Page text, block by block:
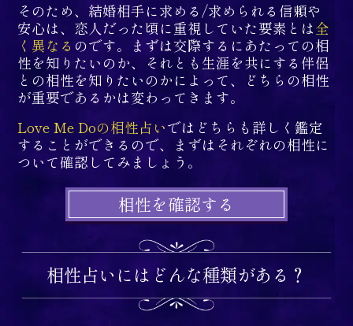
そのため、結婚相手に求める/求められる信頼や
安心は、恋人だった頃に重視していた要素とは全
く異なる のです。まずは交際するにあたっての相
性を知りたいのか、それとも生涯を共にする伴侶
との相性を知りたいのかによって、どちらの相性
が重要であるかは変わってきます。
Love Me Doの相性占いではどちらも詳しく鑑定
することができるので、まずはそれぞれの相性に
ついて確認してみましょう。
相性を確認する
相性占いにはどんな種類がある？